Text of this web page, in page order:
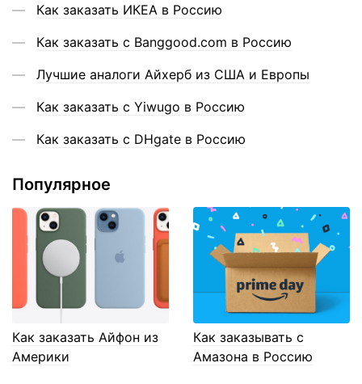
Как заказать ИКЕА в Россию
Как заказать с Banggood.com в Россию
Лучшие аналоги Айхерб из США и Европы
Как заказать с Yiwugo в Россию
Как заказать с DHgate в Россию
Популярное
Как заказать Айфон из
Америки
Как заказывать с
Амазона в Россию